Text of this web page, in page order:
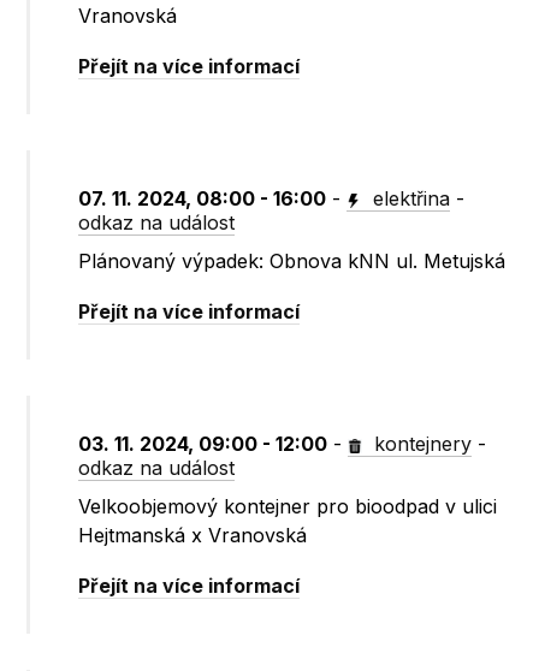
Vranovská
Přejít na více informací
07. 11. 2024, 08:00 - 16:00 - elektřina -
odkaz na událost
Plánovaný výpadek: Obnova kNN ul. Metujská
Přejít na více informací
03. 11. 2024, 09:00 - 12:00 - kontejnery -
odkaz na událost
Velkoobjemový kontejner pro bioodpad v ulici
Hejtmanská x Vranovská
Přejít na více informací